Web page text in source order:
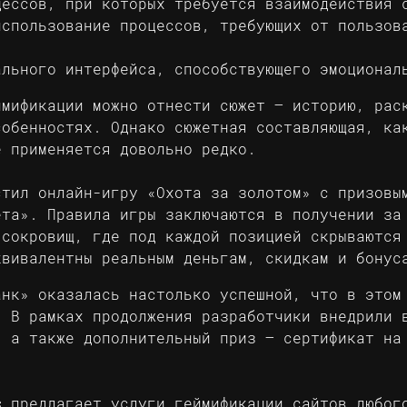
при которых требуется взаимодействия
процессов, требующих от
интерфейса, способствующего
можно отнести сюжет – историю,
Однако сюжетная составляющая,
довольно редко.
онлайн-игру «Охота за золотом» с
Правила игры заключаются в получении
где под каждой позицией
реальным деньгам, скидкам и
оказалась настолько успешной, что в
рамках продолжения разработчики внедрили
также дополнительный приз – сертификат